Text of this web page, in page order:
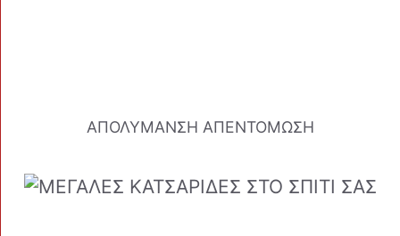
ΑΠΟΛΥΜΑΝΣΗ ΑΠΕΝΤΟΜΩΣΗ